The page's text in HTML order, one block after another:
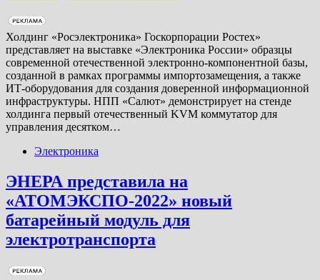
Холдинг «Росэлектроника» Госкорпорации Ростех»
представляет на выставке «Электроника России» образцы
современной отечественной электронно-компонентной базы,
созданной в рамках программы импортозамещения, а также
ИТ-оборудования для создания доверенной информационной
инфраструктуры. НПП «Салют» демонстрирует на стенде
холдинга первый отечественный KVM коммутатор для
управления десятком…
Электроника
ЭНЕРА представила на
«АТОМЭКСПО-2022» новый
батарейный модуль для
электротранспорта